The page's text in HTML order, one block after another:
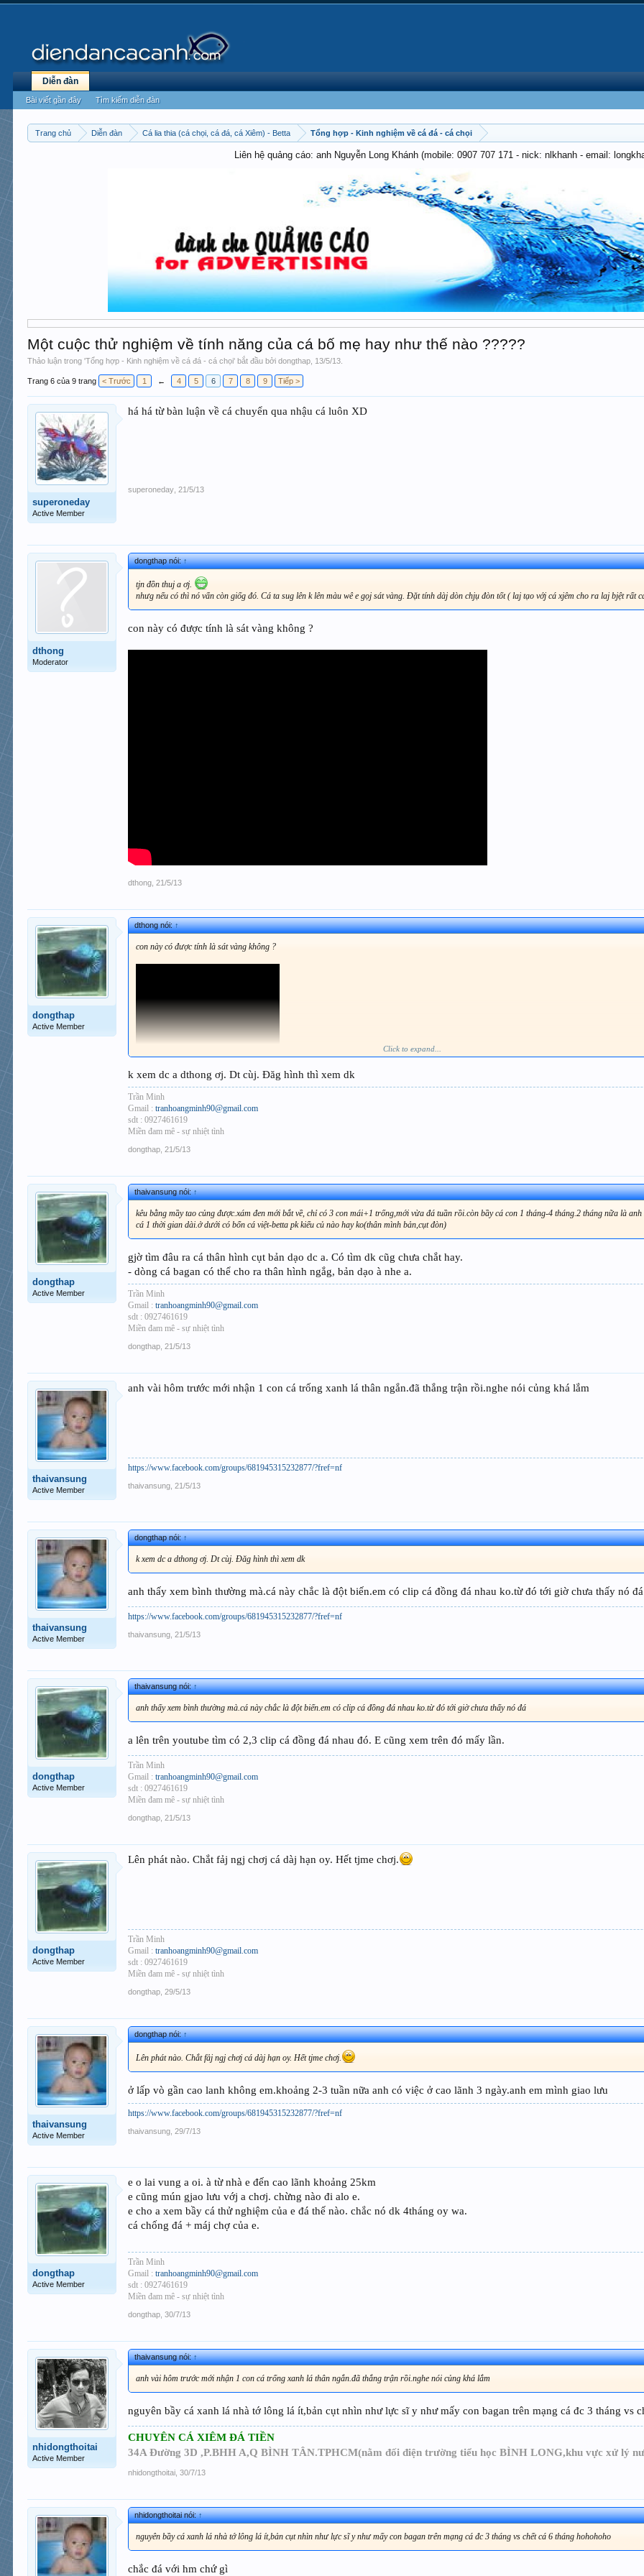
Trang chủ Diễn đàn Cá lia thia (cá chọi, cá đá, cá Xiêm) - Betta Tổng hợp - Kinh nghiệm về cá đá - cá chọi
Liên hệ quảng cáo: anh Nguyễn Long Khánh (mobile: 0907 707 171 - nick: nlkhanh - email:
Một cuộc thử nghiệm về tính năng của cá bố mẹ hay như thế nào ?????
Thảo luận trong 'Tổng hợp - Kinh nghiệm về cá đá - cá chọi' bắt đầu bởidongthap 13/5/13
Trang 6 của 9 trang < Trước 1 ← 4 5 6 7 8 9 Tiếp >
superoneday
Active Member
há há từ bàn luận về cá chuyển qua nhậu cá luôn XD
superoneday 21/5/13
dthong
Moderator
dongthap nói:↑
tjn đồn thuj a ơj.
nhưg nếu có thì nó vẩn còn giốg đó. Cá ta sug lên k lên màu wê e gọj sát vàng. Đặt tính dàj dòn chjụ đòn tốt ( laj tạo vớj cá xjêm cho ra laj bjệt rất
con này có được tính là sát vàng không ?
dthong 21/5/13
dongthap
Active Member
dthong nói:↑
con này có được tính là sát vàng không ?
Click to expand...
k xem dc a dthong ơj. Dt cùj. Đăg hình thì xem dk
Trần Minh
Gmail :tranhoangminh90@gmail.com
sdt : 0927461619
Miền đam mê - sự nhiệt tình
dongthap 21/5/13
dongthap
Active Member
thaivansung nói:↑
kêu bằng mầy tao củng được.xám đen mới bắt về, chỉ có 3 con mái+1 trống,mới vừa đá tuần rồi.còn bầy cá con 1 tháng-4 tháng.2 tháng nữa là
cá 1 thời gian dài.ở dưới có bổn cá việt-betta pk kiểu củ nào hay ko(thân mình bản,cụt đòn)
gjờ tìm đâu ra cá thân hình cụt bản dạo dc a. Có tìm dk cũg chưa chắt hay.
- dòng cá bagan có thể cho ra thân hình ngắg, bản dạo à nhe a.
Trần Minh
Gmail :tranhoangminh90@gmail.com
sdt : 0927461619
Miền đam mê - sự nhiệt tình
dongthap 21/5/13
thaivansung
Active Member
anh vài hôm trước mới nhận 1 con cá trống xanh lá thân ngắn.đã thắng trận rồi.nghe nói củng khá lắm
https://www.facebook.com/groups/681945315232877/?fref=nf
thaivansung 21/5/13
thaivansung
Active Member
dongthap nói:↑
k xem dc a dthong ơj. Dt cùj. Đăg hình thì xem dk
anh thấy xem bình thường mà.cá này chắc là đột biến.em có clip cá đồng đá nhau ko.từ đó tới giờ chưa thấy nó đá
https://www.facebook.com/groups/681945315232877/?fref=nf
thaivansung 21/5/13
dongthap
Active Member
thaivansung nói:↑
anh thấy xem bình thường mà.cá này chắc là đột biến.em có clip cá đồng đá nhau ko.từ đó tới giờ chưa thấy nó đá
a lên trên youtube tìm có 2,3 clip cá đồng đá nhau đó. E cũng xem trên đó mấy lần.
Trần Minh
Gmail :tranhoangminh90@gmail.com
sdt : 0927461619
Miền đam mê - sự nhiệt tình
dongthap 21/5/13
dongthap
Active Member
Lên phát nào. Chắt fảj ngj chơj cá dàj hạn oy. Hết tjme chơj.
Trần Minh
Gmail :tranhoangminh90@gmail.com
sdt : 0927461619
Miền đam mê - sự nhiệt tình
dongthap 29/5/13
thaivansung
Active Member
dongthap nói:↑
Lên phát nào. Chắt fảj ngj chơj cá dàj hạn oy. Hết tjme chơj.
ở lấp vò gần cao lanh không em.khoảng 2-3 tuần nữa anh có việc ở cao lãnh 3 ngày.anh em mình giao lưu
https://www.facebook.com/groups/681945315232877/?fref=nf
thaivansung 29/7/13
dongthap
Active Member
e o lai vung a oi. à từ nhà e đến cao lãnh khoảng 25km
e cũng mún gjao lưu vớj a chơj. chừng nào đi alo e.
e cho a xem bầy cá thử nghiệm của e đá thế nào. chắc nó dk 4tháng oy wa.
cá chống đá + máj chợ của e.
Trần Minh
Gmail :tranhoangminh90@gmail.com
sdt : 0927461619
Miền đam mê - sự nhiệt tình
dongthap 30/7/13
nhidongthoitai
Active Member
thaivansung nói:↑
anh vài hôm trước mới nhận 1 con cá trống xanh lá thân ngắn.đã thắng trận rồi.nghe nói củng khá lắm
nguyên bầy cá xanh lá nhà tớ lông lá ít,bản cụt nhìn như lực sĩ y như mấy con bagan trên mạng cá đc 3 tháng vs
CHUYÊN CÁ XIÊM ĐÁ TIỀN
34A Đường 3D ,P.BHH A,Q BÌNH TÂN.TPHCM(nằm đối điện trường tiểu học BÌNH LONG,khu vực xử lý
nhidongthoitai 30/7/13
nhidongthoitai nói:↑
nguyên bầy cá xanh lá nhà tớ lông lá ít,bản cụt nhìn như lực sĩ y như mấy con bagan trên mạng cá đc 3 tháng vs chết cá 6 tháng hohohoho
chắc đá với hm chứ gì
Diễn đàn
Bài viết gần đây Tìm kiếm diễn đàn